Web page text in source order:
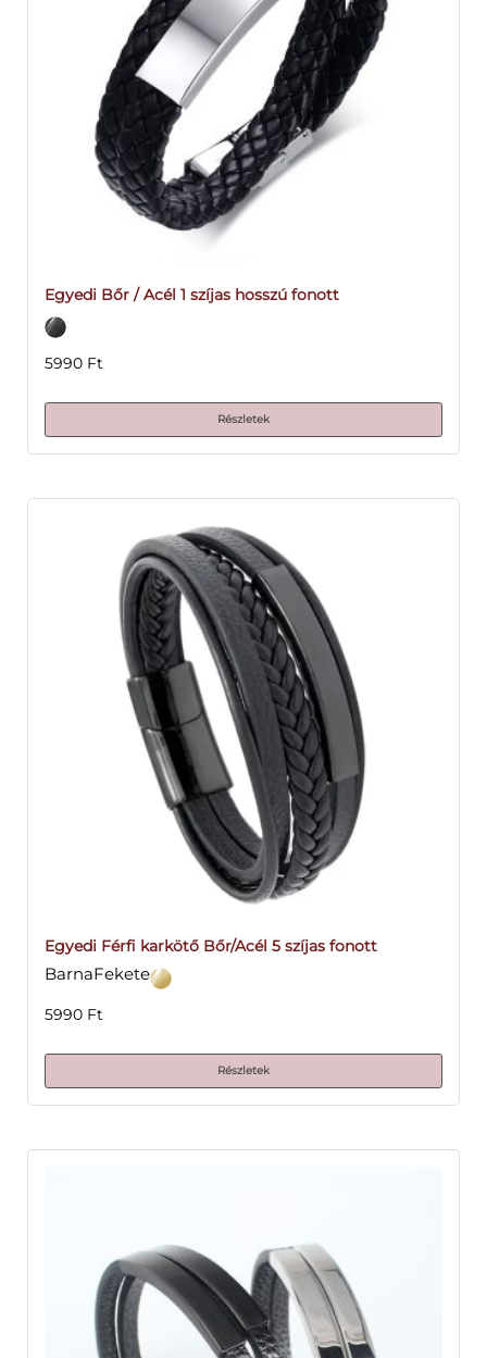
Egyedi Bőr / Acél 1 szíjas hosszú fonott
5990 Ft
Részletek
Egyedi Férfi karkötő Bőr/Acél 5 szíjas fonott
BarnaFekete
5990 Ft
Részletek